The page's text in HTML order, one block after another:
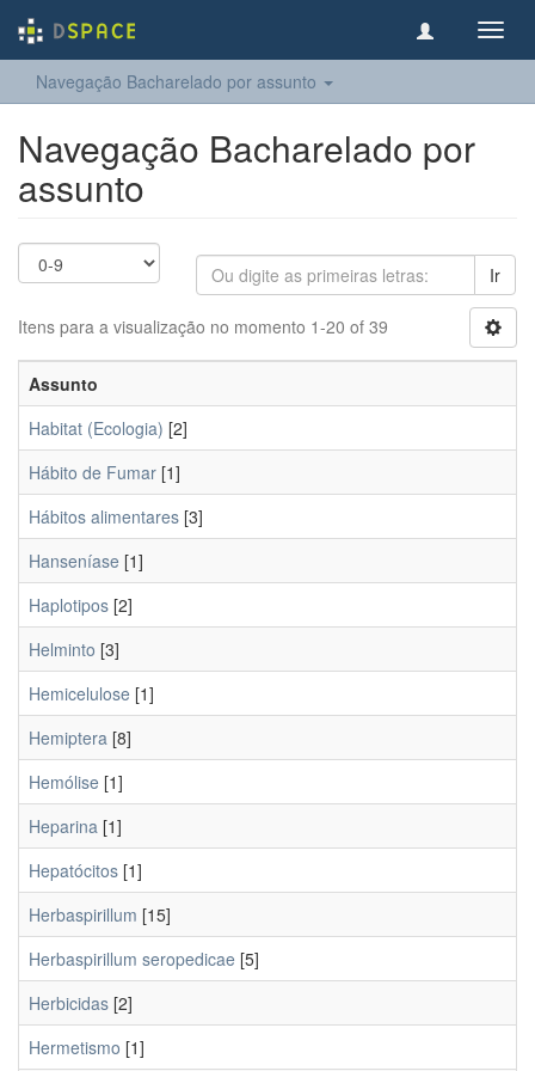
Navegação Bacharelado por assunto
Navegação Bacharelado por
assunto
Ir
Itens para a visualização no momento 1-20 of 39
Assunto
Habitat (Ecologia) [2]
Hábito de Fumar [1]
Hábitos alimentares [3]
Hanseníase [1]
Haplotipos [2]
Helminto [3]
Hemicelulose [1]
Hemiptera [8]
Hemólise [1]
Heparina [1]
Hepatócitos [1]
Herbaspirillum [15]
Herbaspirillum seropedicae [5]
Herbicidas [2]
Hermetismo [1]